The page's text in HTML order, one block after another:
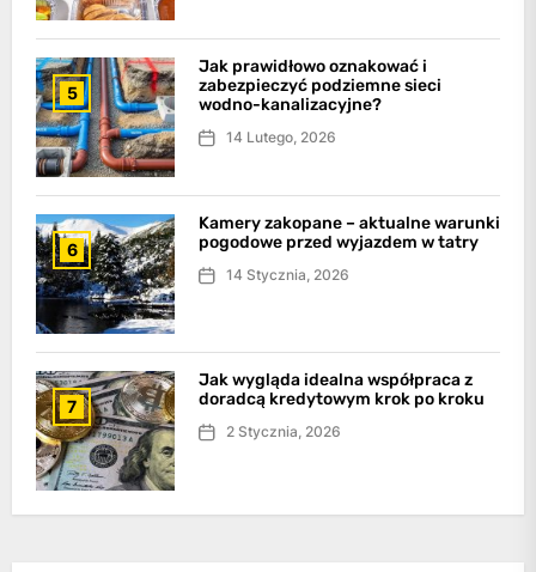
5
Jak prawidłowo oznakować i
zabezpieczyć podziemne sieci
wodno-kanalizacyjne?
14 Lutego, 2026
6
Kamery zakopane – aktualne warunki
pogodowe przed wyjazdem w tatry
14 Stycznia, 2026
7
Jak wygląda idealna współpraca z
doradcą kredytowym krok po kroku
2 Stycznia, 2026